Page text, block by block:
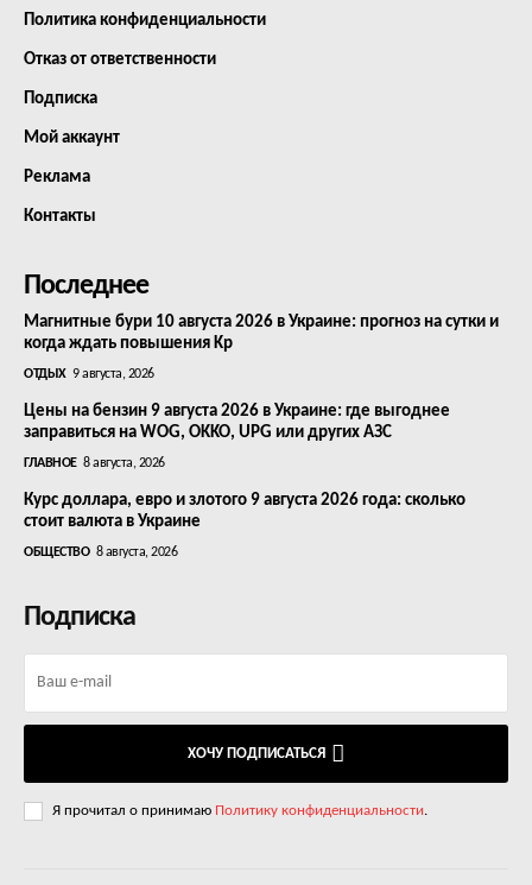
Политика конфиденциальности
Отказ от ответственности
Подписка
Мой аккаунт
Реклама
Контакты
Последнее
Магнитные бури 10 августа 2026 в Украине: прогноз на сутки и
когда ждать повышения Kp
ОТДЫХ 9 августа, 2026
Цены на бензин 9 августа 2026 в Украине: где выгоднее
заправиться на WOG, OKKO, UPG или других АЗС
ГЛАВНОЕ 8 августа, 2026
Курс доллара, евро и злотого 9 августа 2026 года: сколько
стоит валюта в Украине
ОБЩЕСТВО 8 августа, 2026
Подписка
ХОЧУ ПОДПИСАТЬСЯ
Я прочитал о принимаю Политику конфиденциальности.